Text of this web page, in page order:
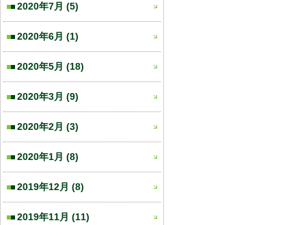
2020年7月 (5)
2020年6月 (1)
2020年5月 (18)
2020年3月 (9)
2020年2月 (3)
2020年1月 (8)
2019年12月 (8)
2019年11月 (11)